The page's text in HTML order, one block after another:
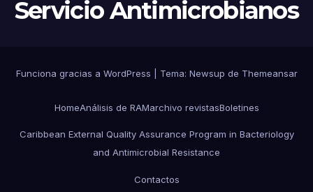
Servicio Antimicrobianos
Funciona gracias a WordPress Tema: Newsup de Themeansar
HomeAnálisis de RAMarchivo revistasBoletines
Caribbean External Quality Assurance Program in Bacteriology
and Antimicrobial Resistance
Contactos